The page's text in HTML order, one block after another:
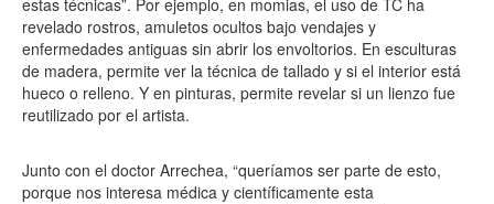
estas técnicas”. Por ejemplo, en momias, el uso de TC ha
revelado rostros, amuletos ocultos bajo vendajes y
enfermedades antiguas sin abrir los envoltorios. En esculturas
de madera, permite ver la técnica de tallado y si el interior está
hueco o relleno. Y en pinturas, permite revelar si un lienzo fue
reutilizado por el artista.
Junto con el doctor Arrechea, “queríamos ser parte de esto,
porque nos interesa médica y científicamente esta